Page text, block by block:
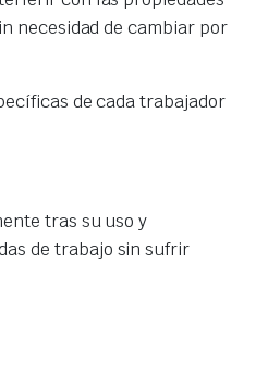
necesidad de cambiar por
de cada trabajador
tras su uso y
de trabajo sin sufrir